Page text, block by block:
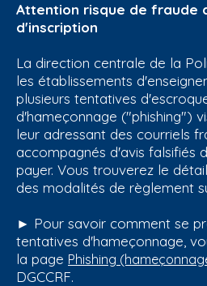
Attention risque de fraude
d'inscription
La direction centrale de la
les établissements
plusieurs tentatives
d'hameçonnage ("phishing")
leur adressant des courriels
accompagnés d'avis falsifiés
payer. Vous trouverez le
des modalités de règlement
► Pour savoir comment se
tentatives d'hameçonnage,
la page Phishing
DGCCRF.